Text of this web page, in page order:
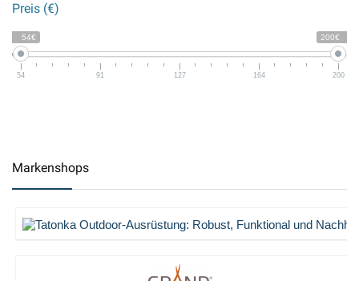
Preis (€)
54€ 200€
54 91 127 164 200
Markenshops